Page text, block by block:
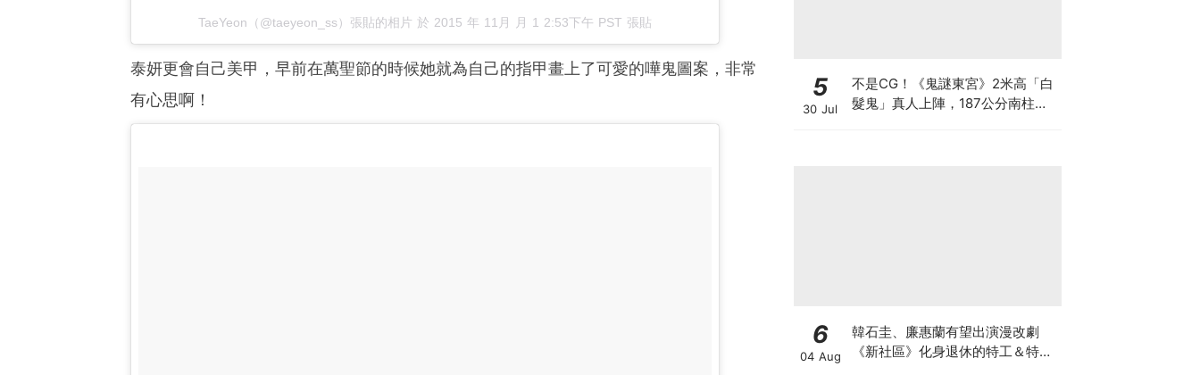
TaeYeon（@taeyeon_ss）張貼的相片 於 2015 年 11月 月 1 2:53下午 PST 張貼
泰妍更會自己美甲，早前在萬聖節的時候她就為自己的指甲畫上了可愛的嘩鬼圖案，非常
有心思啊！
5
30 Jul
不是CG！《鬼謎東宮》2米高「白
髮鬼」真人上陣，187公分南柱赫
6
04 Aug
韓石圭、廉惠蘭有望出演漫改劇
《新社區》化身退休的特工＆特種